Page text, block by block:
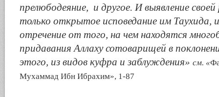
прелюбодеяние, и другое. И выявление своей
только открытое исповедание им Таухида,
отречение от того, на чем находятся
придавания Аллаху сотоварищей в
этого, из видов куфра и заблуждения» см. «
Мухаммад Ибн Ибрахим», 1-87